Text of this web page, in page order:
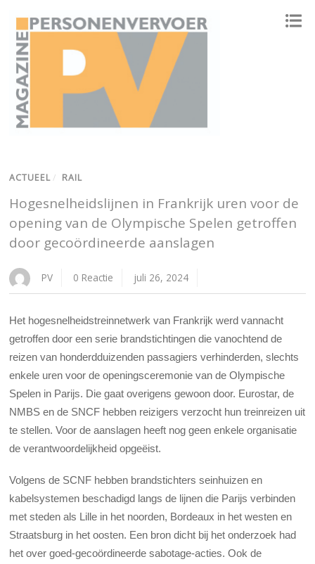
ACTUEEL / RAIL
Hogesnelheidslijnen in Frankrijk uren voor de
opening van de Olympische Spelen getroffen
door gecoördineerde aanslagen
PV 0 Reactie juli 26, 2024
Het hogesnelheidstreinnetwerk van Frankrijk werd vannacht
getroffen door een serie brandstichtingen die vanochtend de
reizen van honderdduizenden passagiers verhinderden, slechts
enkele uren voor de openingsceremonie van de Olympische
Spelen in Parijs. Die gaat overigens gewoon door. Eurostar, de
NMBS en de SNCF hebben reizigers verzocht hun treinreizen uit
te stellen. Voor de aanslagen heeft nog geen enkele organisatie
de verantwoordelijkheid opgeëist.
Volgens de SCNF hebben brandstichters seinhuizen en
kabelsystemen beschadigd langs de lijnen die Parijs verbinden
met steden als Lille in het noorden, Bordeaux in het westen en
Straatsburg in het oosten. Een bron dicht bij het onderzoek had
het over goed-gecoördineerde sabotage-acties. Ook de